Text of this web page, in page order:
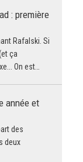
: première
Rafalski. Si
ça
On est…
année et
des
deux